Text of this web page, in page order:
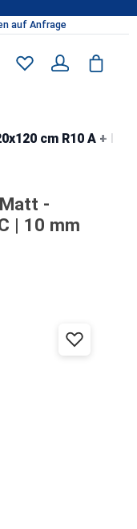
cm R10 A + B +
von 5 Sternen
-
| 10 mm